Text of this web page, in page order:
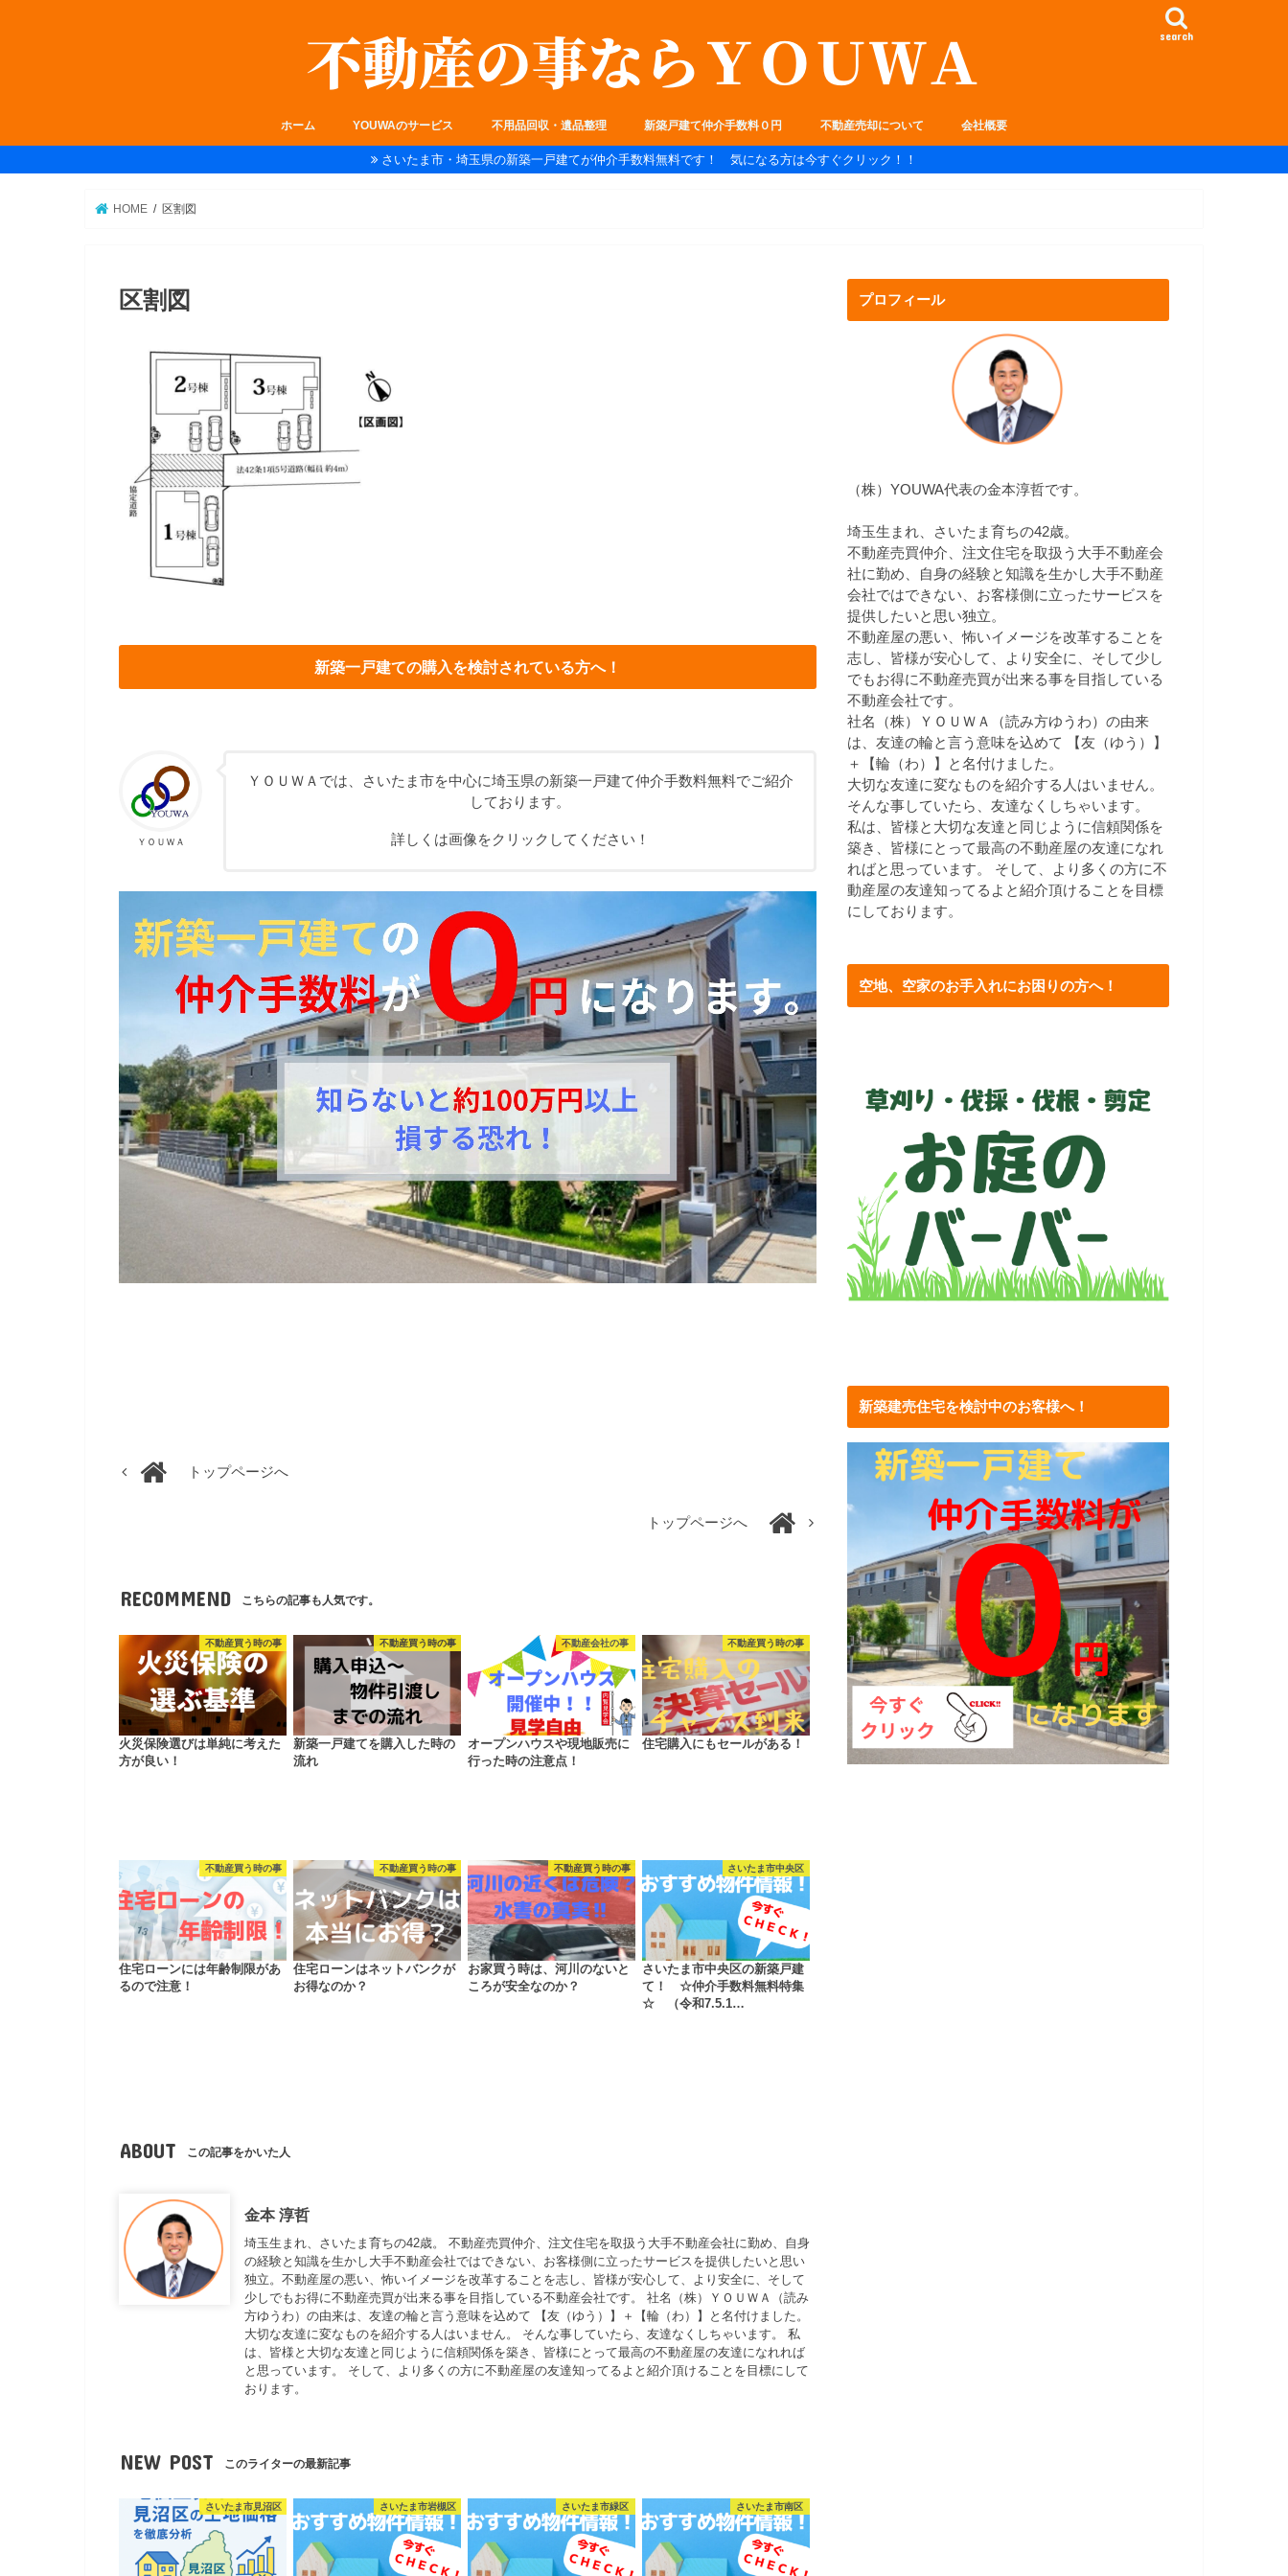
search
ホーム YOUWAのサービス 不用品回収・遺品整理 新築戸建て仲介手数料０円 不動産売却について 会社概要
さいたま市・埼玉県の新築一戸建てが仲介手数料無料です！ 気になる方は今すぐクリック！！
HOME 区割図
区割図
新築一戸建ての購入を検討されている方へ！
ＹＯＵＷＡ
ＹＯＵＷＡでは、さいたま市を中心に埼玉県の新築一戸建て仲介手数料無料でご紹介
しております。
詳しくは画像をクリックしてください！
トップページへ
トップページへ
RECOMMEND こちらの記事も人気です。
不動産買う時の事
火災保険選びは単純に考えた
方が良い！
不動産買う時の事
新築一戸建てを購入した時の
流れ
不動産会社の事
オープンハウスや現地販売に
行った時の注意点！
不動産買う時の事
住宅購入にもセールがある！
不動産買う時の事
住宅ローンには年齢制限があ
るので注意！
不動産買う時の事
住宅ローンはネットバンクが
お得なのか？
不動産買う時の事
お家買う時は、河川のないと
ころが安全なのか？
さいたま市中央区
さいたま市中央区の新築戸建
て！ ☆仲介手数料無料特集
☆ （令和7.5.1…
ABOUT この記事をかいた人
金本 淳哲
埼玉生まれ、さいたま育ちの42歳。 不動産売買仲介、注文住宅を取扱う大手不動産会社に勤め、自身
の経験と知識を生かし大手不動産会社ではできない、お客様側に立ったサービスを提供したいと思い
独立。不動産屋の悪い、怖いイメージを改革することを志し、皆様が安心して、より安全に、そして
少しでもお得に不動産売買が出来る事を目指している不動産会社です。 社名（株）ＹＯＵＷＡ（読み
方ゆうわ）の由来は、友達の輪と言う意味を込めて 【友（ゆう）】＋【輪（わ）】と名付けました。
大切な友達に変なものを紹介する人はいません。 そんな事していたら、友達なくしちゃいます。 私
は、皆様と大切な友達と同じように信頼関係を築き、皆様にとって最高の不動産屋の友達になれれば
と思っています。 そして、より多くの方に不動産屋の友達知ってるよと紹介頂けることを目標にして
おります。
NEW POST このライターの最新記事
さいたま市見沼区 さいたま市岩槻区 さいたま市緑区 さいたま市南区
プロフィール
（株）YOUWA代表の金本淳哲です。
埼玉生まれ、さいたま育ちの42歳。
不動産売買仲介、注文住宅を取扱う大手不動産会
社に勤め、自身の経験と知識を生かし大手不動産
会社ではできない、お客様側に立ったサービスを
提供したいと思い独立。
不動産屋の悪い、怖いイメージを改革することを
志し、皆様が安心して、より安全に、そして少し
でもお得に不動産売買が出来る事を目指している
不動産会社です。
社名（株）ＹＯＵＷＡ（読み方ゆうわ）の由来
は、友達の輪と言う意味を込めて 【友（ゆう）】
＋【輪（わ）】と名付けました。
大切な友達に変なものを紹介する人はいません。
そんな事していたら、友達なくしちゃいます。
私は、皆様と大切な友達と同じように信頼関係を
築き、皆様にとって最高の不動産屋の友達になれ
ればと思っています。 そして、より多くの方に不
動産屋の友達知ってるよと紹介頂けることを目標
にしております。
空地、空家のお手入れにお困りの方へ！
新築建売住宅を検討中のお客様へ！